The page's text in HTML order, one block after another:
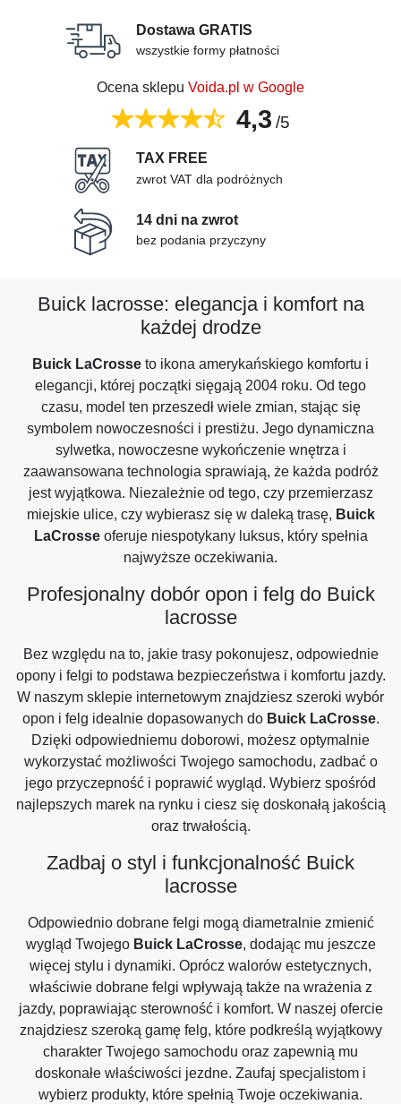
Dostawa GRATIS
wszystkie formy płatności
Ocena sklepu Voida.pl w Google
4,3 /5
TAX FREE
zwrot VAT dla podróżnych
14 dni na zwrot
bez podania przyczyny
Buick lacrosse: elegancja i komfort na
każdej drodze
Buick LaCrosse to ikona amerykańskiego komfortu i
elegancji, której początki sięgają 2004 roku. Od tego
czasu, model ten przeszedł wiele zmian, stając się
symbolem nowoczesności i prestiżu. Jego dynamiczna
sylwetka, nowoczesne wykończenie wnętrza i
zaawansowana technologia sprawiają, że każda podróż
jest wyjątkowa. Niezależnie od tego, czy przemierzasz
miejskie ulice, czy wybierasz się w daleką trasę, Buick
LaCrosseoferuje niespotykany luksus, który spełnia
najwyższe oczekiwania.
Profesjonalny dobór opon i felg do Buick
lacrosse
Bez względu na to, jakie trasy pokonujesz, odpowiednie
opony i felgi to podstawa bezpieczeństwa i komfortu jazdy.
W naszym sklepie internetowym znajdziesz szeroki wybór
opon i felg idealnie dopasowanych do Buick LaCrosse.
Dzięki odpowiedniemu doborowi, możesz optymalnie
wykorzystać możliwości Twojego samochodu, zadbać o
jego przyczepność i poprawić wygląd. Wybierz spośród
najlepszych marek na rynku i ciesz się doskonałą jakością
oraz trwałością.
Zadbaj o styl i funkcjonalność Buick
lacrosse
Odpowiednio dobrane felgi mogą diametralnie zmienić
wygląd Twojego Buick LaCrosse, dodając mu jeszcze
więcej stylu i dynamiki. Oprócz walorów estetycznych,
właściwie dobrane felgi wpływają także na wrażenia z
jazdy, poprawiając sterowność i komfort. W naszej ofercie
znajdziesz szeroką gamę felg, które podkreślą wyjątkowy
charakter Twojego samochodu oraz zapewnią mu
doskonałe właściwości jezdne. Zaufaj specjalistom i
wybierz produkty, które spełnią Twoje oczekiwania.